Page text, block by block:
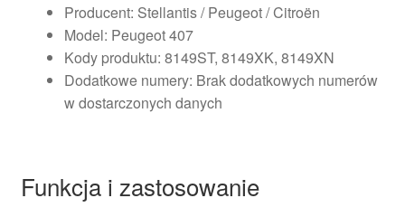
Producent: Stellantis / Peugeot / Citroën
Model: Peugeot 407
Kody produktu: 8149ST, 8149XK, 8149XN
Dodatkowe numery: Brak dodatkowych numerów
w dostarczonych danych
Funkcja i zastosowanie